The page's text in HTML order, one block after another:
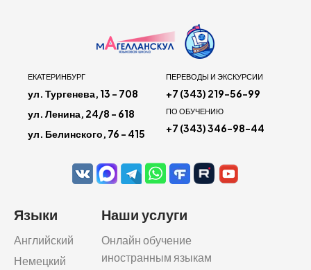
ЕКАТЕРИНБУРГ
ул. Тургенева, 13 - 708
ул. Ленина, 24/8 - 618
ул. Белинского, 76 - 415
ПЕРЕВОДЫ И ЭКСКУРСИИ
+7 (343) 219-56-99
ПО ОБУЧЕНИЮ
+7 (343) 346-98-44
Языки
Английский
Немецкий
Наши услуги
Онлайн обучение
иностранным языкам